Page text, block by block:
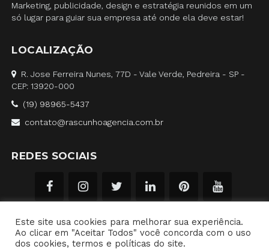
Marketing, publicidade, design e estratégia reunidos em um
só lugar para guiar sua empresa até onde ela deve estar!
LOCALIZAÇÃO
R. Jose Ferreira Nunes, 77D - Vale Verde, Pedreira - SP -
CEP: 13920-000
(19) 98965-5437
contato@rascunhoagencia.com.br
REDES SOCIAIS
Este site usa cookies para melhorar sua experiência.
Ao clicar em "Aceitar Todos" você concorda com o uso
dos cookies, termos e políticas do site.